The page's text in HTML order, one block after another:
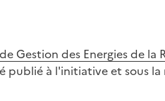
Gestion des Energies de la
publié à l'initiative et sous la